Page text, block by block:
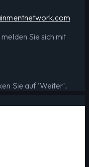
Sie sich mit
Sie auf 'Weiter'.